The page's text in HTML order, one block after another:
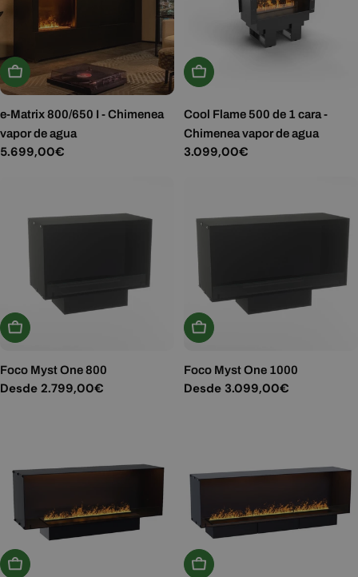
Añadir A La Cesta
e-Matrix 800/650 I - Chimenea
vapor de agua
Precio
5.699,00€
Añadir A La Cesta
Cool Flame 500 de 1 cara -
Chimenea vapor de agua
Precio
3.099,00€
Elige Opciones
Foco Myst One 800
Precio
Desde 2.799,00€
Elige Opciones
Foco Myst One 1000
Precio
Desde 3.099,00€
Elige Opciones Elige Opciones